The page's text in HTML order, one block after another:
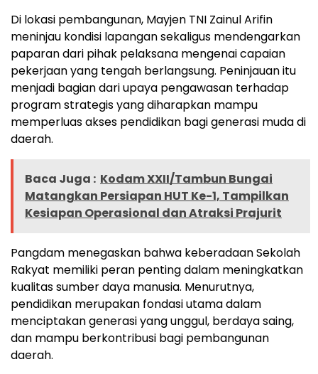
Di lokasi pembangunan, Mayjen TNI Zainul Arifin
meninjau kondisi lapangan sekaligus mendengarkan
paparan dari pihak pelaksana mengenai capaian
pekerjaan yang tengah berlangsung. Peninjauan itu
menjadi bagian dari upaya pengawasan terhadap
program strategis yang diharapkan mampu
memperluas akses pendidikan bagi generasi muda di
daerah.
Baca Juga : Kodam XXII/Tambun Bungai
Matangkan Persiapan HUT Ke-1, Tampilkan
Kesiapan Operasional dan Atraksi Prajurit
Pangdam menegaskan bahwa keberadaan Sekolah
Rakyat memiliki peran penting dalam meningkatkan
kualitas sumber daya manusia. Menurutnya,
pendidikan merupakan fondasi utama dalam
menciptakan generasi yang unggul, berdaya saing,
dan mampu berkontribusi bagi pembangunan
daerah.